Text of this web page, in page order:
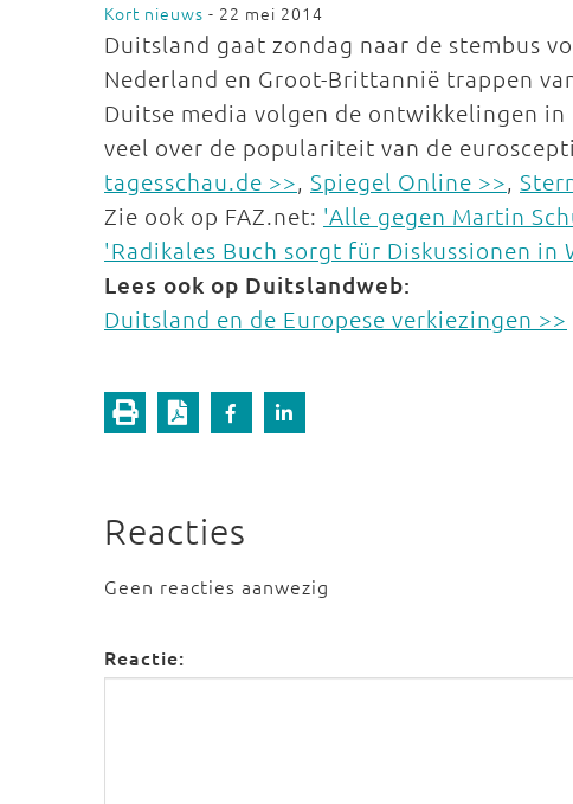
Kort nieuws - 22 mei 2014
Duitsland gaat zondag naar de stembus
Nederland en Groot-Brittannië trappen
Duitse media volgen de ontwikkelingen
veel over de populariteit van de
tagesschau.de >>, Spiegel Online >>,
Zie ook op FAZ.net: 'Alle gegen Martin
'Radikales Buch sorgt für Diskussionen in
Lees ook op Duitslandweb:
Duitsland en de Europese verkiezingen >>
Reacties
Geen reacties aanwezig
Reactie: